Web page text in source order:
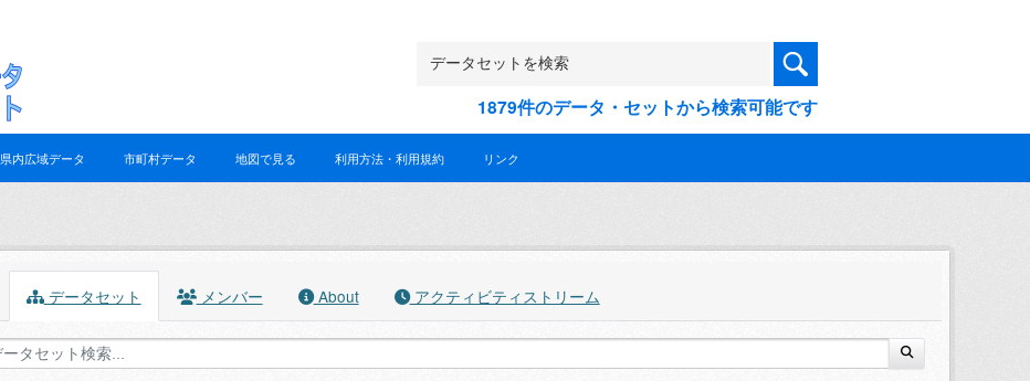
1879件のデータ・セットから検索可能です
県内広域データ 市町村データ 地図で見る 利用方法・利用規約 リンク
データセット メンバー About アクティビティストリーム